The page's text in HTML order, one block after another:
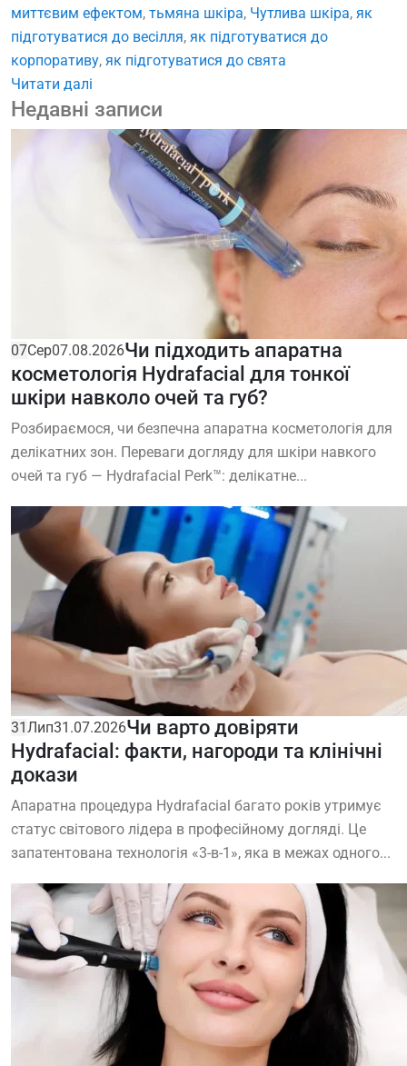
миттєвим ефектом, тьмяна шкіра, Чутлива шкіра, як
підготуватися до весілля, як підготуватися до
корпоративу, як підготуватися до свята
Читати далі
Недавні записи
07Сер07.08.2026Чи підходить апаратна
косметологія Hydrafacial для тонкої
шкіри навколо очей та губ?
Розбираємося, чи безпечна апаратна косметологія для
делікатних зон. Переваги догляду для шкіри навкого
очей та губ — Hydrafacial Perk™: делікатне...
31 Лип31.07.2026Чи варто довіряти
Hydrafacial: факти, нагороди та клінічні
докази
Апаратна процедура Hydrafacial багато років утримує
статус світового лідера в професійному догляді. Це
запатентована технологія «3-в-1», яка в межах одного...